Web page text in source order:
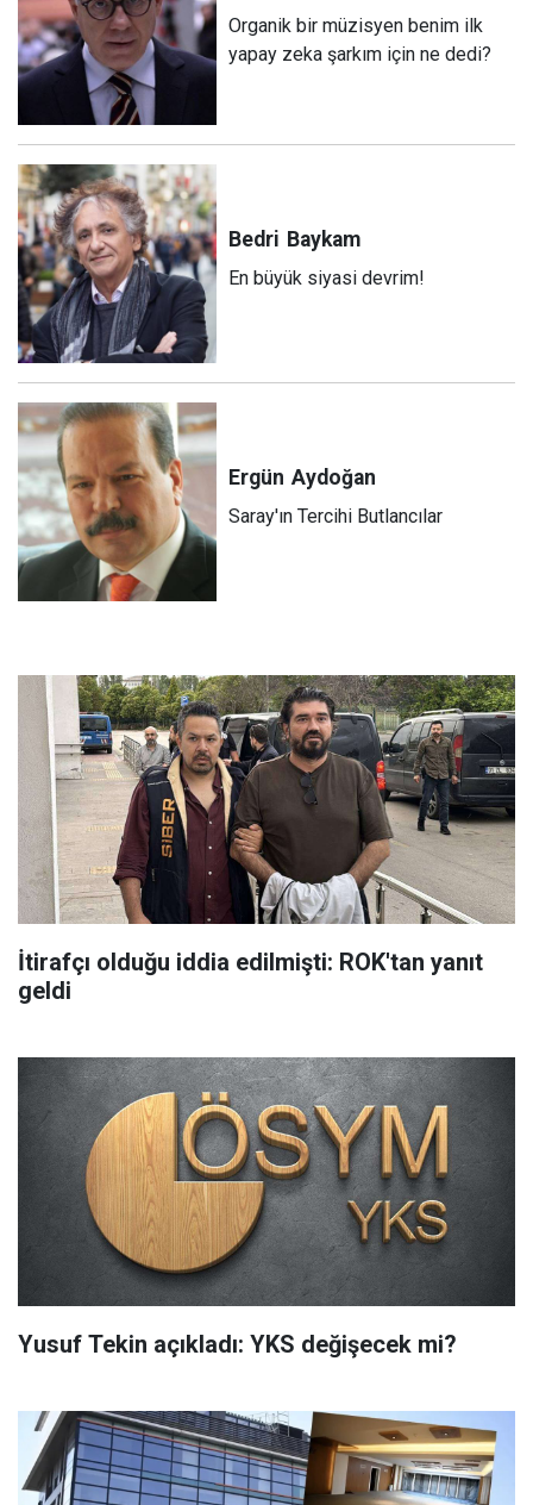
Organik bir müzisyen benim ilk
yapay zeka şarkım için ne dedi?
Bedri Baykam
En büyük siyasi devrim!
Ergün Aydoğan
Saray'ın Tercihi Butlancılar
İtirafçı olduğu iddia edilmişti: ROK'tan yanıt
geldi
Yusuf Tekin açıkladı: YKS değişecek mi?